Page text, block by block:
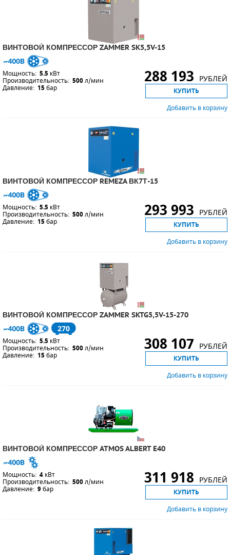
ВИНТОВОЙ КОМПРЕССОР ZAMMER SK5,5V-15
Мощность: 5.5 кВт
Производительность: 500л/мин
Давление: 15 бар
288 193 РУБЛЕЙ
КУПИТЬ
Добавить в корзину
ВИНТОВОЙ КОМПРЕССОР REMEZA ВК7Т-15
Мощность: 5.5 кВт
Производительность: 500л/мин
Давление: 15 бар
293 993 РУБЛЕЙ
КУПИТЬ
Добавить в корзину
ВИНТОВОЙ КОМПРЕССОР ZAMMER SKTG5,5V-15-270
270
Мощность: 5.5 кВт
Производительность: 500л/мин
Давление: 15 бар
308 107 РУБЛЕЙ
КУПИТЬ
Добавить в корзину
ВИНТОВОЙ КОМПРЕССОР ATMOS ALBERT E40
Мощность: 4 кВт
Производительность: 500л/мин
Давление: 9бар
311 918 РУБЛЕЙ
КУПИТЬ
Добавить в корзину